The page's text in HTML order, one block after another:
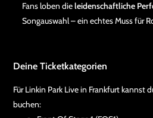
Fans loben dieleidenschaftliche
Songauswahl – ein echtes Muss für
Deine Ticketkategorien
Für Linkin Park Live in Frankfurt kannst
buchen: